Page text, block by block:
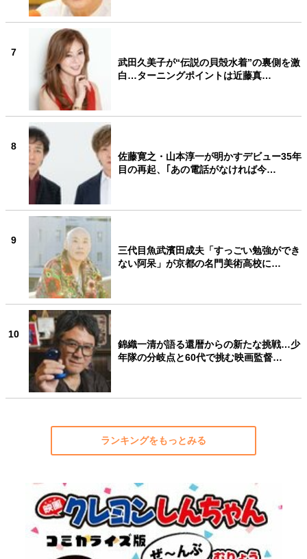
7
武田久美子が“伝説の貝殻水着”の裏側を激
白…ターニングポイントは近藤真…
8
佐藤寛之・山本淳一が明かすデビュー35年
目の再起、｢あの電話がなければ今…
9
三代目魚武濱田成夫「すっごい勉強ができ
ない阿呆」が京都の名門美術高校に…
10
錦織一清が語る還暦からの新たな挑戦…少
年隊の分岐点と60代で挑む映画監督…
ランキングをもっとみる